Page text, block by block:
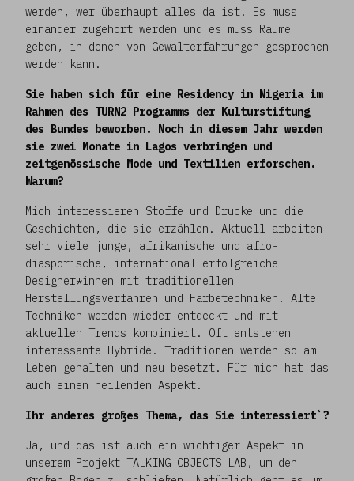
werden, wer überhaupt alles da ist. Es muss
einander zugehört werden und es muss Räume
geben, in denen von Gewalterfahrungen gesprochen
werden kann.
Sie haben sich für eine Residency in Nigeria im
Rahmen des TURN2 Programms der Kulturstiftung
des Bundes beworben. Noch in diesem Jahr werden
sie zwei Monate in Lagos verbringen und
zeitgenössische Mode und Textilien erforschen.
Warum?
Mich interessieren Stoffe und Drucke und die
Geschichten, die sie erzählen. Aktuell arbeiten
sehr viele junge, afrikanische und afro-
diasporische, international erfolgreiche
Designer*innen mit traditionellen
Herstellungsverfahren und Färbetechniken. Alte
Techniken werden wieder entdeckt und mit
aktuellen Trends kombiniert. Oft entstehen
interessante Hybride. Traditionen werden so am
Leben gehalten und neu besetzt. Für mich hat das
auch einen heilenden Aspekt.
Ihr anderes großes Thema, das Sie interessiert`?
Ja, und das ist auch ein wichtiger Aspekt in
unserem Projekt TALKING OBJECTS LAB, um den